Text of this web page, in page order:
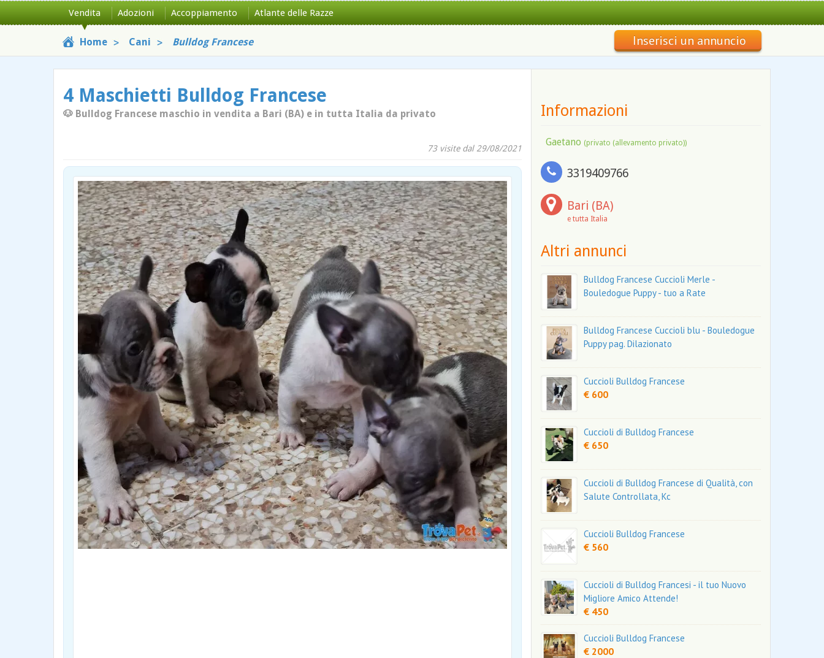
Vendita Adozioni Accoppiamento Atlante delle Razze
Home Cani Bulldog Francese Inserisci un annuncio
4 Maschietti Bulldog Francese
🐶 Bulldog Francese maschio in vendita a Bari (BA) e in tutta Italia da privato
73 visite dal 29/08/2021
Informazioni
Gaetano (privato (allevamento privato))
3319409766
Bari (BA)
e tutta Italia
Altri annunci
Bulldog Francese Cuccioli Merle -
Bouledogue Puppy - tuo a Rate
Bulldog Francese Cuccioli blu - Bouledogue
Puppy pag. Dilazionato
Cuccioli Bulldog Francese
€ 600
Cuccioli di Bulldog Francese
€ 650
Cuccioli di Bulldog Francese di Qualità, con
Salute Controllata, Kc
Cuccioli Bulldog Francese
€ 560
Cuccioli di Bulldog Francesi - il tuo Nuovo
Migliore Amico Attende!
€ 450
Cuccioli Bulldog Francese
€ 2000